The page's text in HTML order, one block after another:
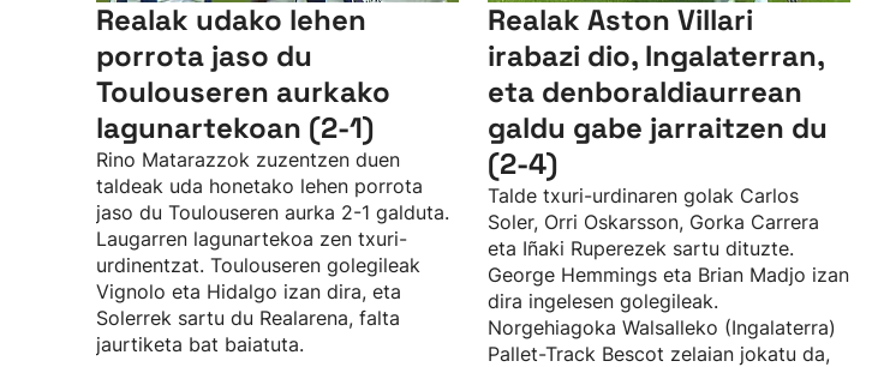
Realak udako lehen
porrota jaso du
Toulouseren aurkako
lagunartekoan (2-1)
Rino Matarazzok zuzentzen duen
taldeak uda honetako lehen porrota
jaso du Toulouseren aurka 2-1 galduta.
Laugarren lagunartekoa zen txuri-
urdinentzat. Toulouseren golegileak
Vignolo eta Hidalgo izan dira, eta
Solerrek sartu du Realarena, falta
jaurtiketa bat baiatuta.
Realak Aston Villari
irabazi dio, Ingalaterran,
eta denboraldiaurrean
galdu gabe jarraitzen du
(2-4)
Talde txuri-urdinaren golak Carlos
Soler, Orri Oskarsson, Gorka Carrera
eta Iñaki Ruperezek sartu dituzte.
George Hemmings eta Brian Madjo izan
dira ingelesen golegileak.
Norgehiagoka Walsalleko (Ingalaterra)
Pallet-Track Bescot zelaian jokatu da,